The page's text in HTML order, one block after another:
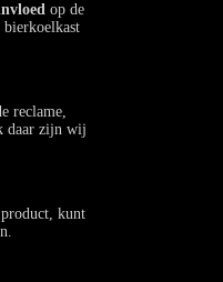
op de
bierkoelkast
reclame,
daar zijn wij
kunt